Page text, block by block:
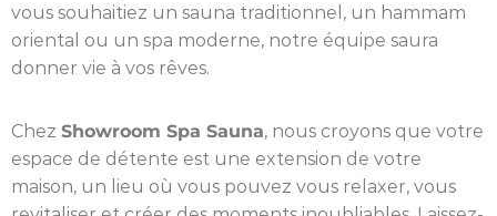
vous souhaitiez un sauna traditionnel, un hammam
oriental ou un spa moderne, notre équipe saura
donner vie à vos rêves.
Chez Showroom Spa Sauna, nous croyons que votre
espace de détente est une extension de votre
maison, un lieu où vous pouvez vous relaxer, vous